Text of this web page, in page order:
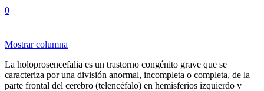
0
Mostrar columna
La holoprosencefalia es un trastorno congénito grave que se
caracteriza por una división anormal, incompleta o completa, de la
parte frontal del cerebro (telencéfalo) en hemisferios izquierdo y